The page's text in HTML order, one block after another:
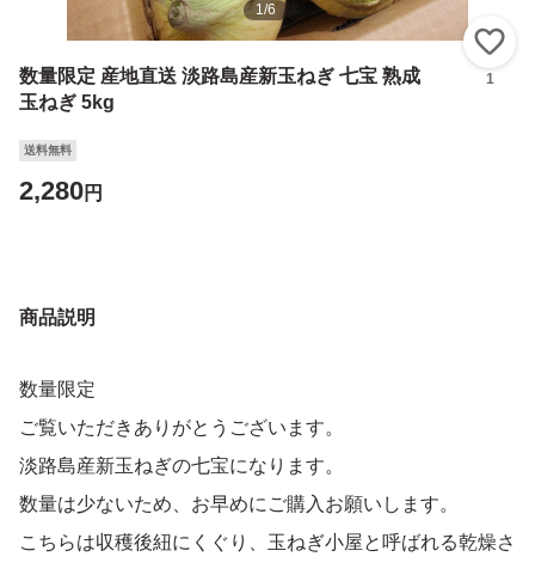
1/6
数量限定 産地直送 淡路島産新玉ねぎ 七宝 熟成
玉ねぎ 5kg
1
送料無料
2,280円
商品説明
数量限定
ご覧いただきありがとうございます。
淡路島産新玉ねぎの七宝になります。
数量は少ないため、お早めにご購入お願いします。
こちらは収穫後紐にくぐり、玉ねぎ小屋と呼ばれる乾燥さ